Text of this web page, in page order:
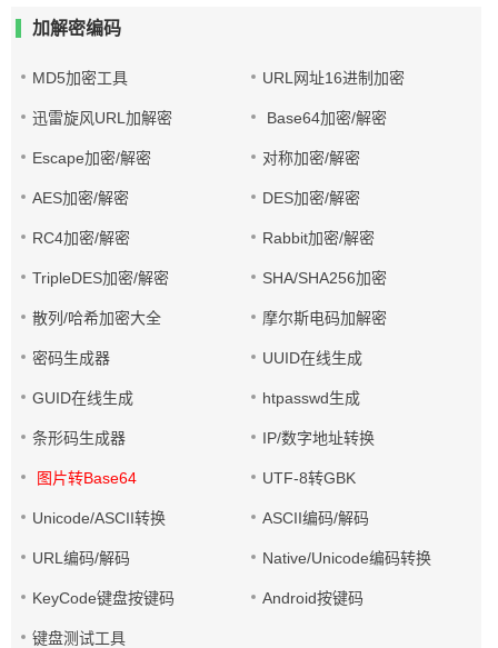
加解密编码
MD5加密工具 URL网址16进制加密
迅雷旋风URL加解密 Base64加密/解密
Escape加密/解密 对称加密/解密
AES加密/解密 DES加密/解密
RC4加密/解密 Rabbit加密/解密
TripleDES加密/解密 SHA/SHA256加密
散列/哈希加密大全 摩尔斯电码加解密
密码生成器 UUID在线生成
GUID在线生成 htpasswd生成
条形码生成器 IP/数字地址转换
图片转Base64 UTF-8转GBK
Unicode/ASCII转换 ASCII编码/解码
URL编码/解码 Native/Unicode编码转换
KeyCode键盘按键码 Android按键码
键盘测试工具